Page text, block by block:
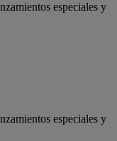
especiales y
especiales y